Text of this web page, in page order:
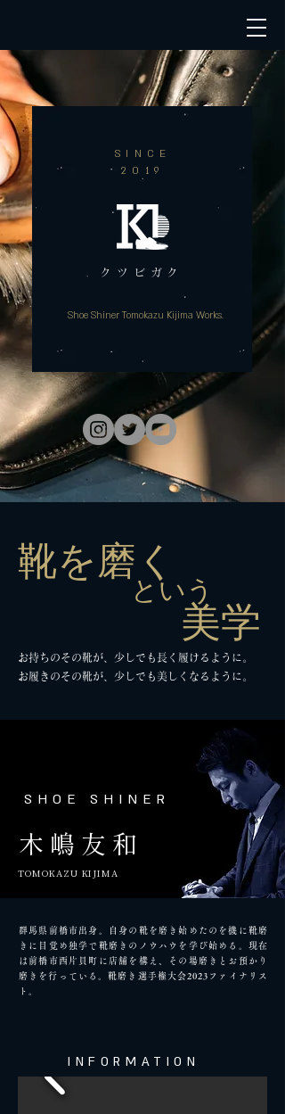
​SINCE
2019
Shoe Shiner Tomokazu Kijima Works.
​クツビガク
​靴を磨く
​美学
という
​お持ちのその靴が、少しでも長く履けるように。
お履きのその靴が、 少しでも美しくなるように。
​木嶋友和
TOMOKAZU KIJIMA
SHOE SHINER
群馬県前橋市出身。自身の靴を磨き始めたのを機に靴磨
きに目覚め独学で靴磨きのノウハウを学び始める。現在
は前橋市西片貝町に店舗を構え、その場磨きとお預かり
磨きを行っている。靴磨き選手権大会2023ファイナリス
ト。
​INFORMATION